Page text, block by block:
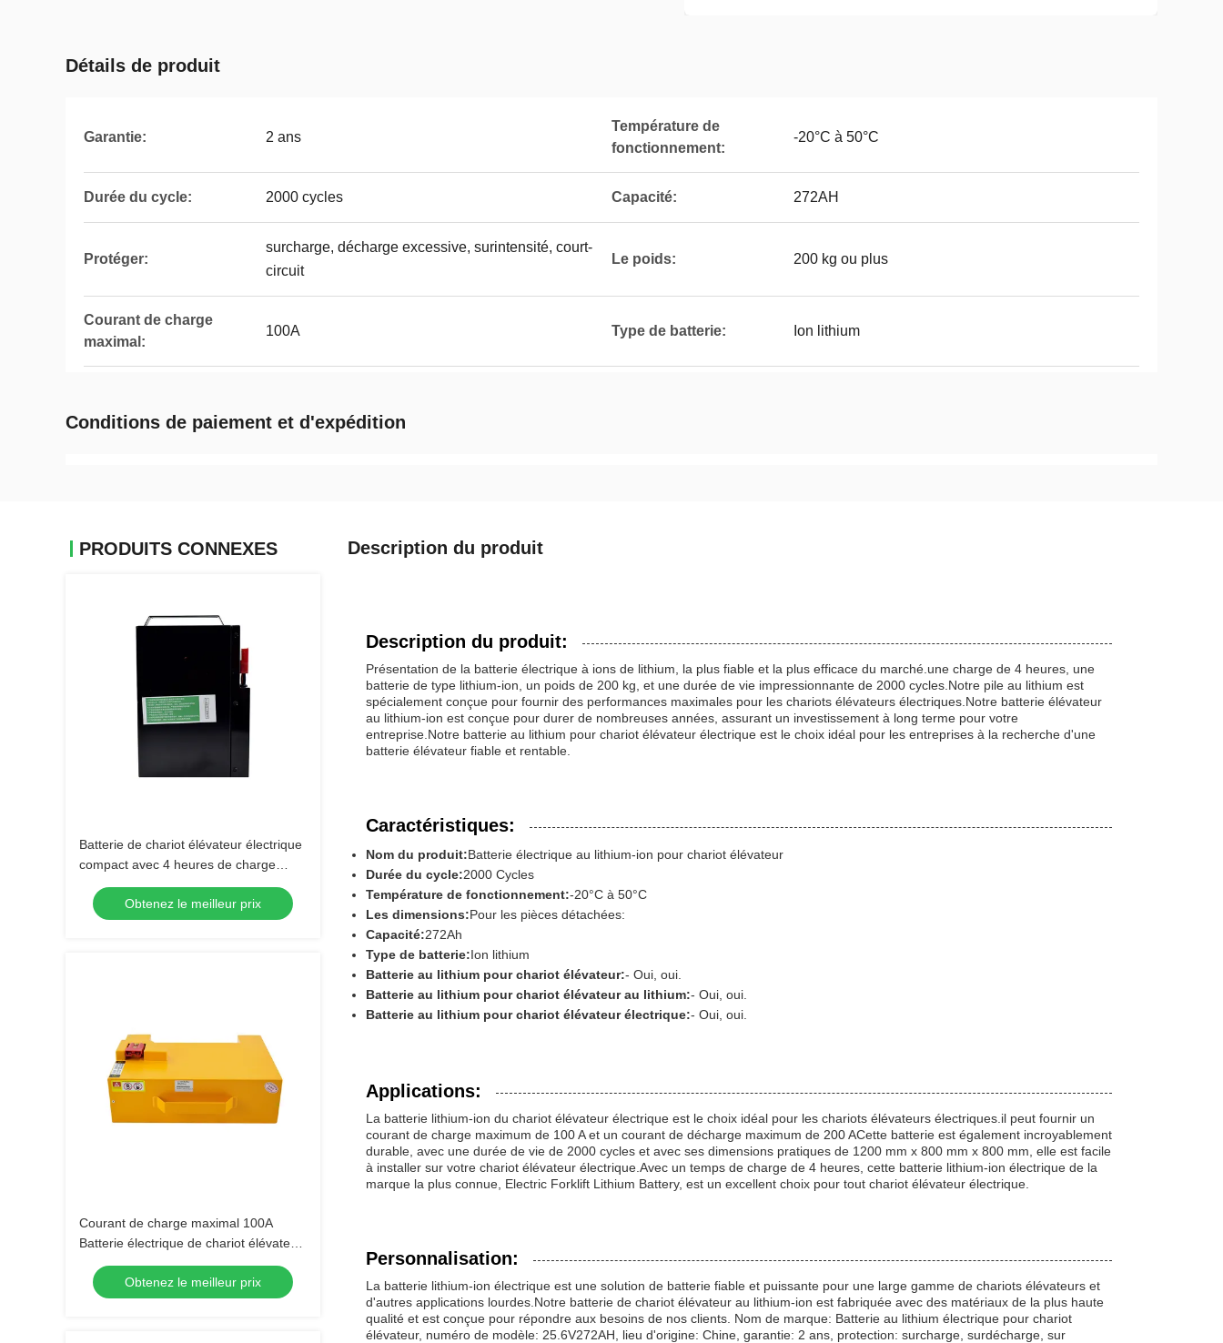
Détails de produit
Garantie: 2 ans
Température de
fonctionnement:
-20°C à 50°C
Durée du cycle: 2000 cycles Capacité: 272AH
Protéger:
surcharge, décharge excessive, surintensité, court-
circuit
Le poids: 200 kg ou plus
Courant de charge
maximal:
100A Type de batterie: Ion lithium
Conditions de paiement et d'expédition
PRODUITS CONNEXES
Batterie de chariot élévateur électrique
compact avec 4 heures de charge
185*84.5*250mm
Obtenez le meilleur prix
Courant de charge maximal 100A
Batterie électrique de chariot élévateur
48V Voltage pour des performances
optimalesObtenez le meilleur prix
Description du produit
Description du produit:
Présentation de la batterie électrique à ions de lithium, la plus fiable et la plus efficace du marché.une charge de 4 heures, une
batterie de type lithium-ion, un poids de 200 kg, et une durée de vie impressionnante de 2000 cycles.Notre pile au lithium est
spécialement conçue pour fournir des performances maximales pour les chariots élévateurs électriques.Notre batterie élévateur
au lithium-ion est conçue pour durer de nombreuses années, assurant un investissement à long terme pour votre
entreprise.Notre batterie au lithium pour chariot élévateur électrique est le choix idéal pour les entreprises à la recherche d'une
batterie élévateur fiable et rentable.
Caractéristiques:
Nom du produit:Batterie électrique au lithium-ion pour chariot élévateur
Durée du cycle:2000 Cycles
Température de fonctionnement:-20°C à 50°C
Les dimensions:Pour les pièces détachées:
Capacité:272Ah
Type de batterie:Ion lithium
Batterie au lithium pour chariot élévateur:- Oui, oui.
Batterie au lithium pour chariot élévateur au lithium:- Oui, oui.
Batterie au lithium pour chariot élévateur électrique:- Oui, oui.
Applications:
La batterie lithium-ion du chariot élévateur électrique est le choix idéal pour les chariots élévateurs électriques.il peut fournir un
courant de charge maximum de 100 A et un courant de décharge maximum de 200 ACette batterie est également incroyablement
durable, avec une durée de vie de 2000 cycles et avec ses dimensions pratiques de 1200 mm x 800 mm x 800 mm, elle est facile
à installer sur votre chariot élévateur électrique.Avec un temps de charge de 4 heures, cette batterie lithium-ion électrique de la
marque la plus connue, Electric Forklift Lithium Battery, est un excellent choix pour tout chariot élévateur électrique.
Personnalisation:
La batterie lithium-ion électrique est une solution de batterie fiable et puissante pour une large gamme de chariots élévateurs et
d'autres applications lourdes.Notre batterie de chariot élévateur au lithium-ion est fabriquée avec des matériaux de la plus haute
qualité et est conçue pour répondre aux besoins de nos clients. Nom de marque: Batterie au lithium électrique pour chariot
élévateur, numéro de modèle: 25.6V272AH, lieu d'origine: Chine, garantie: 2 ans, protection: surcharge, surdécharge, sur